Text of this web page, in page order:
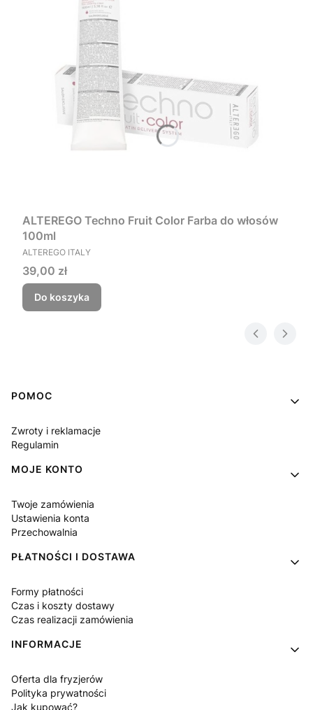
ALTEREGO Techno Fruit Color Farba do włosów
100ml
PRODUCENT
ALTEREGO ITALY
Cena
39,00 zł
Do koszyka
Linki w stopce
POMOC
Zwroty i reklamacje
Regulamin
MOJE KONTO
Twoje zamówienia
Ustawienia konta
Przechowalnia
PŁATNOŚCI I DOSTAWA
Formy płatności
Czas i koszty dostawy
Czas realizacji zamówienia
INFORMACJE
Oferta dla fryzjerów
Polityka prywatności
Jak kupować?